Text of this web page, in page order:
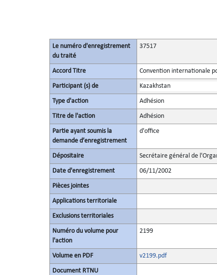
Le numéro d'enregistrement
du traité
37517
Accord Titre Convention internationale
Participant (s) de Kazakhstan
Type d'action Adhésion
Titre de l'action Adhésion
Partie ayant soumis la
demande d’enregistrement
d'office
Dépositaire Secrétaire général de
Date d'enregistrement 06/11/2002
Pièces jointes
Applications territoriale
Exclusions territoriales
Numéro du volume pour
l'action
2199
Volume en PDF v2199.pdf
Document RTNU